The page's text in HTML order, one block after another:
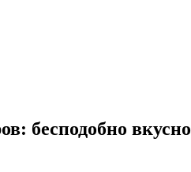
бесподобно вкусно